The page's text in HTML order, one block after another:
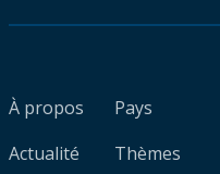
À propos
Actualité
Pays
Thèmes